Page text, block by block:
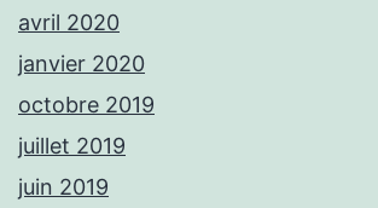
avril 2020
janvier 2020
octobre 2019
juillet 2019
juin 2019